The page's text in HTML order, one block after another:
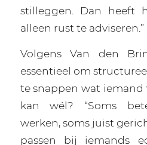
stilleggen. Dan heeft
alleen rust te adviseren.”
Volgens Van den
essentieel om
te snappen wat iemand
kan wél? “Soms
werken, soms juist
passen bij iemands